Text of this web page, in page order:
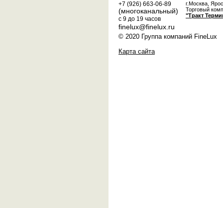
+7 (926) 663-06-89
(многоканальный)
с 9 до 19 часов
finelux@finelux.ru
г.Москва,
Торговый
"Тракт
© 2020 Группа компаний FineLux
Карта сайта